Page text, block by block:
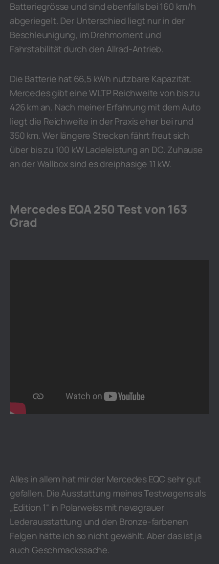
Batteriegrösse und sind ebenfalls bei 160 km/h
abgeriegelt. Der Unterschied liegt nur in der
Beschleunigung, im Drehmoment und
Fahrstabilität durch den Allrad-Antrieb.
Die Batterie hat 66,5 kWh nutzbare Kapazität.
Mercedes gibt eine WLTP Reichweite von bis zu
426 km an. Nach meiner Erfahrung mit dem Auto
liegt die Reichweite in der Praxis eher bei rund
350 km. Wer längere Strecken fährt freut sich
über bis zu 100 kW Ladeleistung an DC. Zuhause
an der Wallbox sind es dreiphasige 11 kW.
Mercedes EQA 250 Test von 163
Grad
Alles in allem hat mir der Mercedes EQC sehr gut
gefallen. Die Ausstattung meines Testwagens als
„Edition 1“ in Polarweiss mit nevagrauer
Lederausstattung und den Bronze-farbenen
Felgen hätte ich so nicht gewählt. Aber das ist ja
auch Geschmackssache.